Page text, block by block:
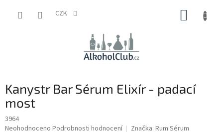
CZK
Kanystr Bar Sérum Elixír - padací
most
3964
Průměrné
Neohodnoceno Podrobnosti hodnocení Značka: Rum Sérum